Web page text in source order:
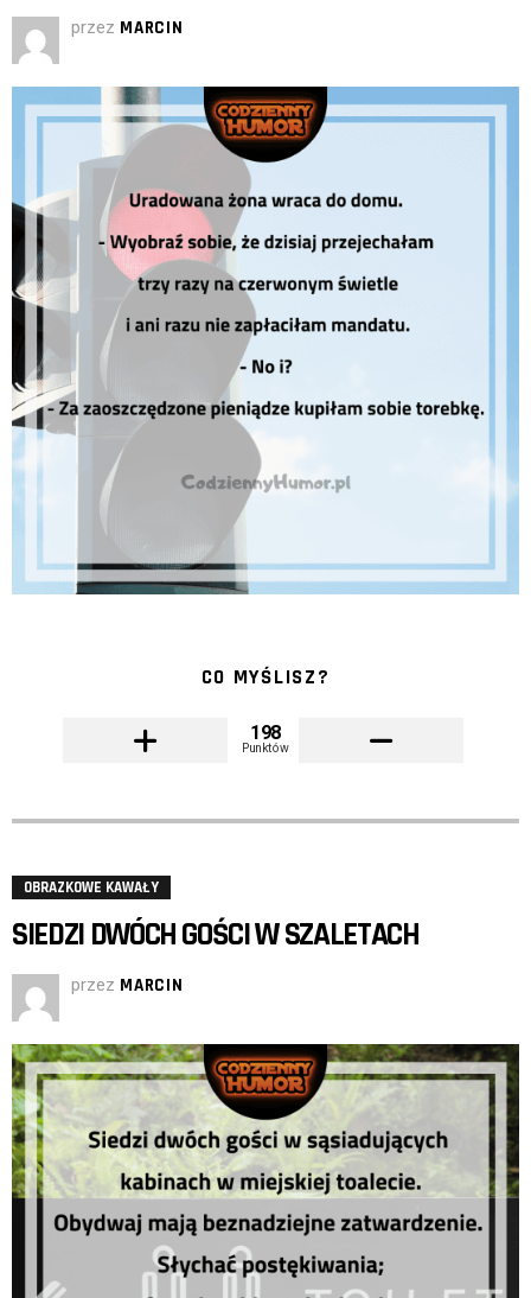
przez MARCIN
CO MYŚLISZ?
198
Punktów
OBRAZKOWE KAWAŁY
SIEDZI DWÓCH GOŚCI W SZALETACH
przez MARCIN